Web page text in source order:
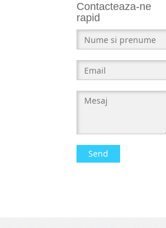
Contacteaza-ne
rapid
Send